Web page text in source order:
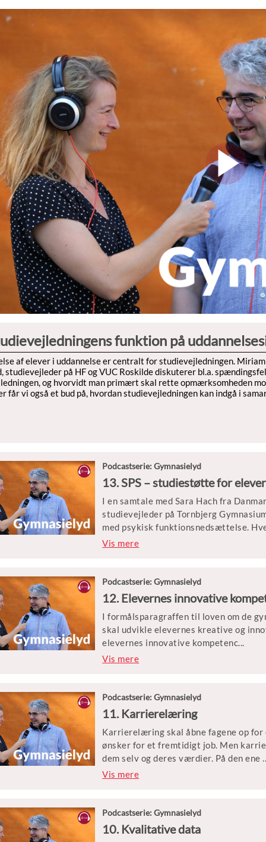
funktion på
af elever i uddannelse er centralt for studievejledningen.
studievejleder på HF og VUC Roskilde diskuterer bl.a.
og hvorvidt man primært skal rette opmærksomheden
får vi også et bud på, hvordan studievejledningen kan indgå i
Podcastserie: Gymnasielyd
13. SPS – studiestøtte for
I en samtale med Sara Hach fra
studievejleder på Tornbjerg
med psykisk funktionsnedsættelse.
e? Hvilke former for støtte giver det
Vis mere
Podcastserie: Gymnasielyd
12. Elevernes innovative
I formålsparagraffen til loven om de
skal udvikle elevernes kreative og
elevernes innovative kompetenc...
er, at der i fagene og de faglige
man undervise i det i gymnasiet?
Michael Paulsen er lektor i
om innovation i gymnasiet. Morten
skriver Ph.d. om didaktik og digital
gymnasiet.
Vis mere
Podcastserie: Gymnasielyd
11. Karrierelæring
Karrierelæring skal åbne fagene op for
ønsker for et fremtidigt job. Men
dem selv og deres værdier. På den ene
side gør karrierelæringsperspektivet
uddannelsessystemet. Er dette et
Torben Theilgard er centerchef i
Vis mere
Podcastserie: Gymnasielyd
10. Kvalitative data